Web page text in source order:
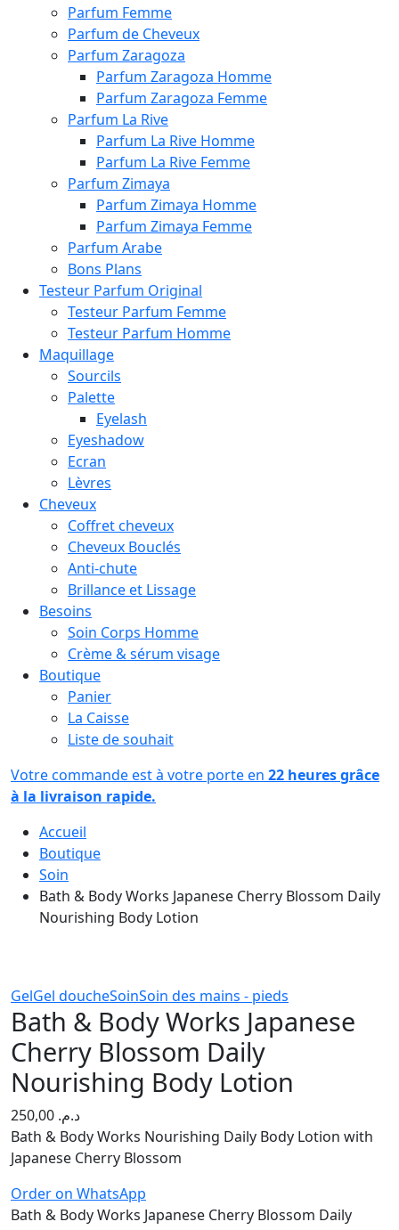
Parfum Femme
Parfum de Cheveux
Parfum Zaragoza
Parfum Zaragoza Homme
Parfum Zaragoza Femme
Parfum La Rive
Parfum La Rive Homme
Parfum La Rive Femme
Parfum Zimaya
Parfum Zimaya Homme
Parfum Zimaya Femme
Parfum Arabe
Bons Plans
Testeur Parfum Original
Testeur Parfum Femme
Testeur Parfum Homme
Maquillage
Sourcils
Palette
Eyelash
Eyeshadow
Ecran
Lèvres
Cheveux
Coffret cheveux
Cheveux Bouclés
Anti-chute
Brillance et Lissage
Besoins
Soin Corps Homme
Crème & sérum visage
Boutique
Panier
La Caisse
Liste de souhait
Votre commande est à votre porte en 22 heures grâce
à la livraison rapide.
Accueil
Boutique
Soin
Bath & Body Works Japanese Cherry Blossom Daily
Nourishing Body Lotion
GelGel doucheSoinSoin des mains - pieds
Bath & Body Works Japanese
Cherry Blossom Daily
Nourishing Body Lotion
د.م.
Bath & Body Works Nourishing Daily Body Lotion with
Japanese Cherry Blossom
Order on WhatsApp
Bath & Body Works Japanese Cherry Blossom Daily